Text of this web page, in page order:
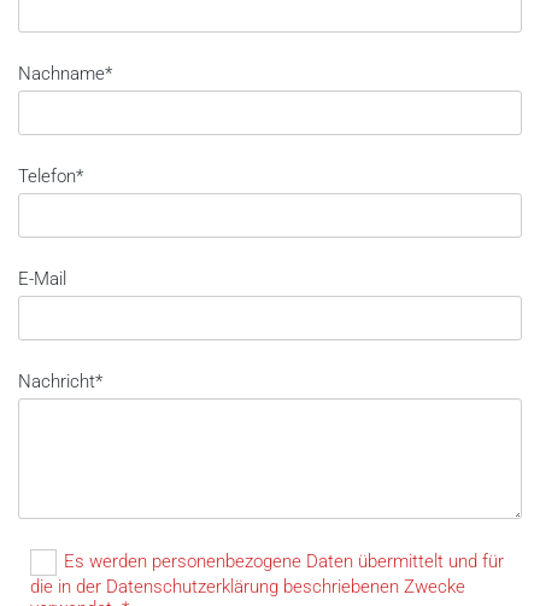
Nachname*
Telefon*
E-Mail
Nachricht*
Es werden personenbezogene Daten übermittelt und für
die in der Datenschutzerklärung beschriebenen Zwecke